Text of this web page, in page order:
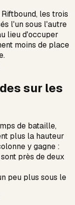
les trois
l'un sous l'autre
lieu d'occuper
moins de place
sur les
de bataille,
plus la hauteur
y gagne :
près de deux
peu plus sous le